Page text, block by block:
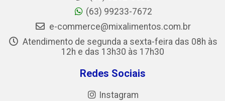
(63) 99233-7672
e-commerce@mixalimentos.com.br
Atendimento de segunda a sexta-feira das 08h às
12h e das 13h30 às 17h30
Redes Sociais
Instagram